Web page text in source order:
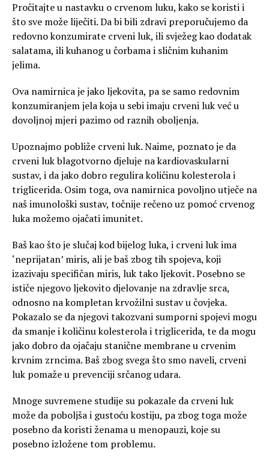
Pročitajte u nastavku o crvenom luku, kako se koristi i
što sve može liječiti. Da bi bili zdravi preporučujemo da
redovno konzumirate crveni luk, ili svježeg kao dodatak
salatama, ili kuhanog u čorbama i sličnim kuhanim
jelima.
Ova namirnica je jako ljekovita, pa se samo redovnim
konzumiranjem jela koja u sebi imaju crveni luk već u
dovoljnoj mjeri pazimo od raznih oboljenja.
Upoznajmo pobliže crveni luk. Naime, poznato je da
crveni luk blagotvorno djeluje na kardiovaskularni
sustav, i da jako dobro regulira količinu kolesterola i
triglicerida. Osim toga, ova namirnica povoljno utječe na
naš imunološki sustav, točnije rečeno uz pomoć crvenog
luka možemo ojačati imunitet.
Baš kao što je slučaj kod bijelog luka, i crveni luk ima
‘neprijatan’ miris, ali je baš zbog tih spojeva, koji
izazivaju specifičan miris, luk tako ljekovit. Posebno se
ističe njegovo ljekovito djelovanje na zdravlje srca,
odnosno na kompletan krvožilni sustav u čovjeka.
Pokazalo se da njegovi takozvani sumporni spojevi mogu
da smanje i količinu kolesterola i triglicerida, te da mogu
jako dobro da ojačaju stanične membrane u crvenim
krvnim zrncima. Baš zbog svega što smo naveli, crveni
luk pomaže u prevenciji srčanog udara.
Mnoge suvremene studije su pokazale da crveni luk
može da poboljša i gustoću kostiju, pa zbog toga može
posebno da koristi ženama u menopauzi, koje su
posebno izložene tom problemu.